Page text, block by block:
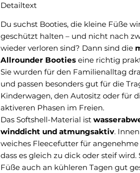
Detailtext
Du suchst Booties, die kleine Füße
geschützt halten – und nicht nach
wieder verloren sind? Dann sind die
Allrounder Bootieseine richtig
Sie wurden für den Familienalltag
und passen besonders gut für die
Kinderwagen, den Autositz oder für
aktiveren Phasen im Freien.
Das Softshell-Material ist
winddicht und atmungsaktiv.
weiches Fleecefutter für
dass es gleich zu dick oder steif wird.
Füße auch an kühleren Tagen gut